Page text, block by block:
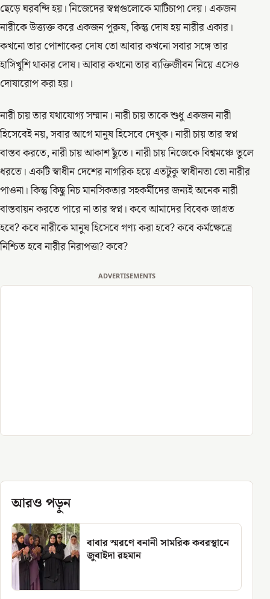
ছেড়ে ঘরবন্দি হয়। নিজেদের স্বপ্নগুলোকে মাটিচাপা দেয়। একজন
নারীকে উত্ত্যক্ত করে একজন পুরুষ, কিন্তু দোষ হয় নারীর একার।
কখনো তার পোশাকের দোষ তো আবার কখনো সবার সঙ্গে তার
হাসিখুশি থাকার দোষ। আবার কখনো তার ব্যক্তিজীবন নিয়ে এসেও
দোষারোপ করা হয়।
নারী চায় তার যথাযোগ্য সম্মান। নারী চায় তাকে শুধু একজন নারী
হিসেবেই নয়, সবার আগে মানুষ হিসেবে দেখুক। নারী চায় তার স্বপ্ন
বাস্তব করতে, নারী চায় আকাশ ছুঁতে। নারী চায় নিজেকে বিশ্বমঞ্চে তুলে
ধরতে। একটি স্বাধীন দেশের নাগরিক হয়ে এতটুকু স্বাধীনতা তো নারীর
পাওনা। কিন্তু কিছু নিচ মানসিকতার সহকর্মীদের জন্যই অনেক নারী
বাস্তবায়ন করতে পারে না তার স্বপ্ন। কবে আমাদের বিবেক জাগ্রত
হবে? কবে নারীকে মানুষ হিসেবে গণ্য করা হবে? কবে কর্মক্ষেত্রে
নিশ্চিত হবে নারীর নিরাপত্তা? কবে?
ADVERTISEMENTS
আরও পড়ুন
বাবার স্মরণে বনানী সামরিক কবরস্থানে
জুবাইদা রহমান